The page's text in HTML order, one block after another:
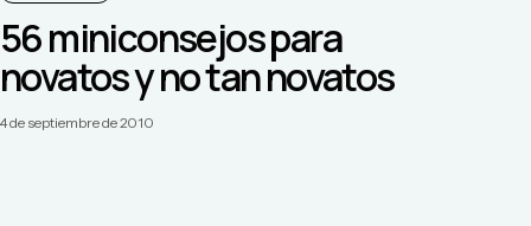
56 miniconsejos para
novatos y no tan novatos
4 de septiembre de 2010